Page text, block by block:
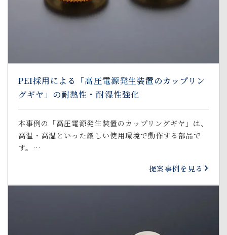
PEI採用による「高圧電源発生装置のカップリン
グギヤ」の耐熱性・耐湿性強化
本事例の「高圧電源発生装置のカップリングギヤ」は、
高温・高湿といった厳しい使用環境で動作する部品で
す。…
提案事例を見る